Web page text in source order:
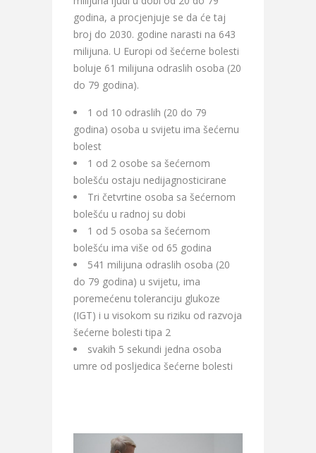
godina, a procjenjuje se da će taj
broj do 2030. godine narasti na 643
milijuna. U Europi od šećerne bolesti
boluje 61 milijuna odraslih osoba (20
do 79 godina).
1 od 10 odraslih (20 do 79
godina) osoba u svijetu ima šećernu
bolest
1 od 2 osobe sa šećernom
bolešću ostaju nedijagnosticirane
Tri četvrtine osoba sa šećernom
bolešću u radnoj su dobi
1 od 5 osoba sa šećernom
bolešću ima više od 65 godina
541 milijuna odraslih osoba (20
do 79 godina) u svijetu, ima
poremećenu toleranciju glukoze
(IGT) i u visokom su riziku od razvoja
šećerne bolesti tipa 2
svakih 5 sekundi jedna osoba
umre od posljedica šećerne bolesti